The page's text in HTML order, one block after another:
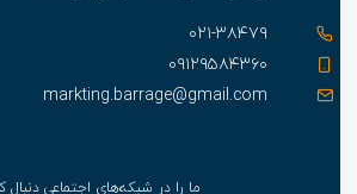
۰۲۱-۳۸۴۷۹
۰۹۱۲۹۵۸۴۳۶۰
markting.barrage@gmail.com
ما را در شبکه‌های اجتماعی دنبال